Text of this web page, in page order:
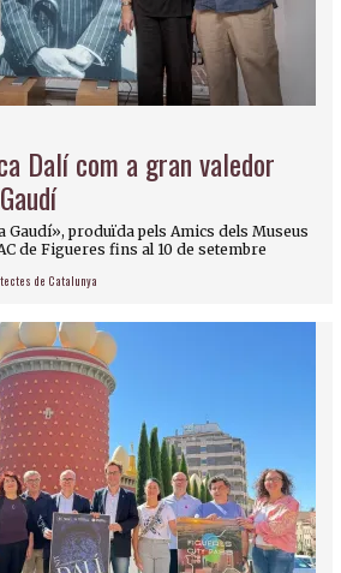
Dalí com a gran valedor
Gaudí», produïda pels Amics dels Museus
de Figueres fins al 10 de setembre
de Catalunya